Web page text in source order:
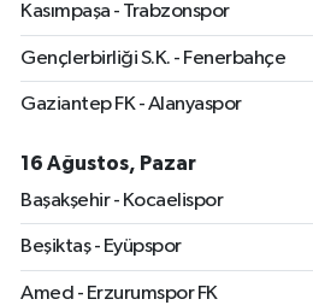
Kasımpaşa - Trabzonspor
Gençlerbirliği S.K. - Fenerbahçe
Gaziantep FK - Alanyaspor
16 Ağustos, Pazar
Başakşehir - Kocaelispor
Beşiktaş - Eyüpspor
Amed - Erzurumspor FK